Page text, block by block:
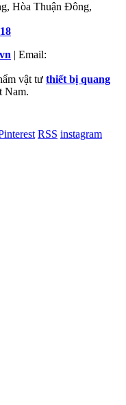
Hòa Thuận Đông,
| Email:
vật tư thiết bị quang
Nam.
RSS instagram